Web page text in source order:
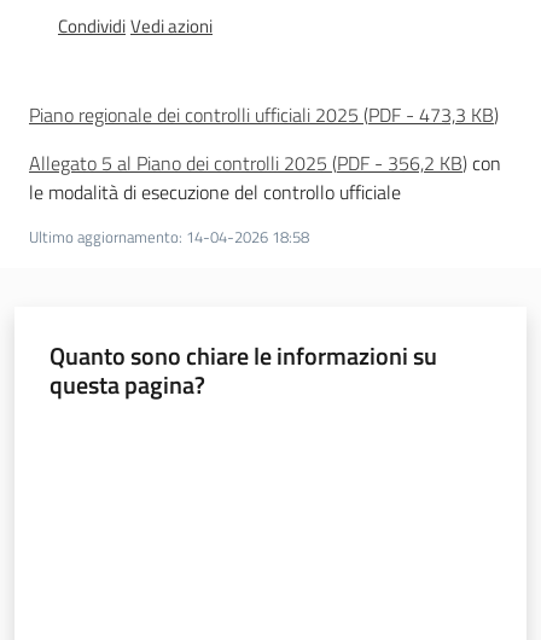
sostenibile
Vivaismo
Import-
Export
CondividiVedi azioni
Piano regionale dei controlli ufficiali 2025 (PDF - 473,3 KB)
Allegato 5 al Piano dei controlli 2025 (PDF - 356,2 KB)con
le modalità di esecuzione del controllo ufficiale
Ultimo aggiornamento: 14-04-2026 18:58
Quanto sono chiare le informazioni su
questa pagina?